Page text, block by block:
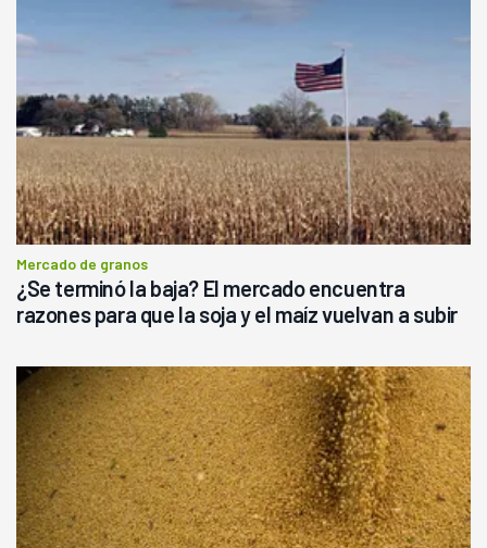
Mercado de granos
¿Se terminó la baja? El mercado encuentra
razones para que la soja y el maíz vuelvan a subir